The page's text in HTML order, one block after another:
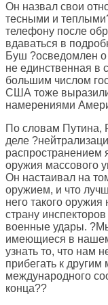
Он назвал свои
тесными и
телефону после
вдаваться в
Буш ?осведомлен о
не единственная в
большим числом
США тоже выразили
намерениями
По словам Путина,
деле
распространением
оружия массового
Он настаивал на
оружием, и что
него такого оружия
страну
военные удары.
имеющиеся в
узнать то, что нам
прибегать к
международного
конца??